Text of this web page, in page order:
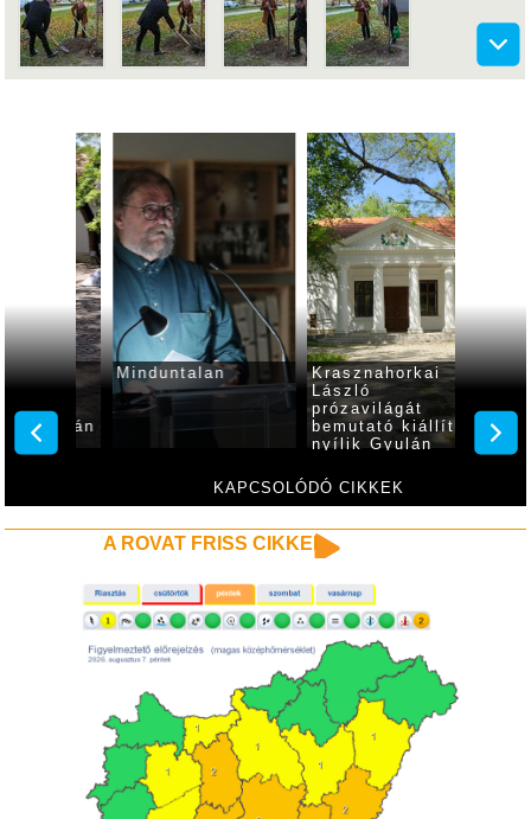
KAPCSOLÓDÓ CIKKEK
Minduntalan
Krasznahorkai
László
prózavilágát
bemutató kiállítás
nyílik Gyulán
Békés
át
A ROVAT FRISS CIKKEI